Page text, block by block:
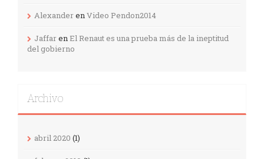
Alexanderen Video Pendon2014
Jaffaren El Renaut es una prueba más de la ineptitud
del gobierno
Archivo
abril 2020 (1)